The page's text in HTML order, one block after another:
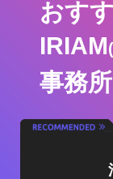
おす
IRIAM
事務所